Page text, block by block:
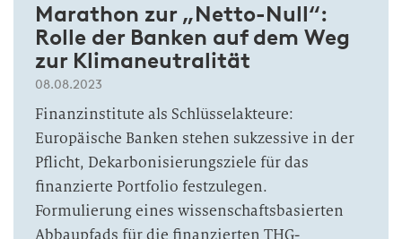
Marathon zur „Netto-Null“:
Rolle der Banken auf dem Weg
zur Klimaneutralität
08.08.2023
Finanzinstitute als Schlüsselakteure:
Europäische Banken stehen sukzessive in der
Pflicht, Dekarbonisierungsziele für das
finanzierte Portfolio festzulegen.
Formulierung eines wissenschaftsbasierten
Abbaupfads für die finanzierten THG-